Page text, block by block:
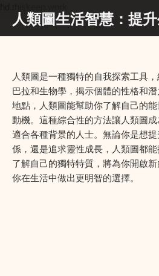
人類圖生活智慧：提
人類圖是一種獨特的自我探索工具
巴拉和生物學，揭示個體的性格和
地點，人類圖能幫助你了解自己的
動機。這種綜合性的方法讓人類圖
適合各種背景的人士。無論你是想
係，還是追求靈性成長，人類圖都能
了解自己的獨特特質，將為你開啟
你在生活中做出更明智的選擇。